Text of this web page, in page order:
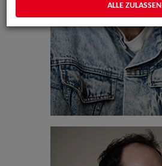
ALLE ZULASSEN